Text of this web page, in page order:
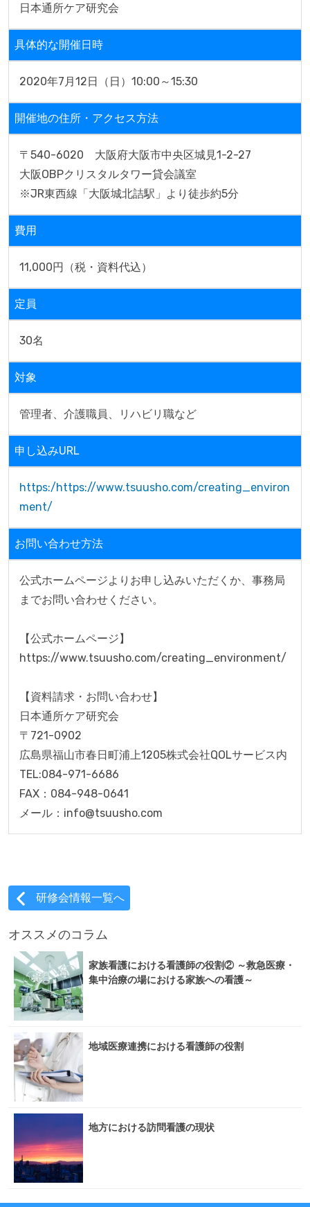
日本通所ケア研究会
具体的な開催日時
2020年7月12日（日）10:00～15:30
開催地の住所・アクセス方法
〒540-6020　大阪府大阪市中央区城見1-2-27
大阪OBPクリスタルタワー貸会議室
※JR東西線「大阪城北詰駅」より徒歩約5分
費用
11,000円（税・資料代込）
定員
30名
対象
管理者、介護職員、リハビリ職など
申し込みURL
https:/https://www.tsuusho.com/creating_environ
ment/
お問い合わせ方法
公式ホームページよりお申し込みいただくか、事務局
までお問い合わせください。
【公式ホームページ】
https://www.tsuusho.com/creating_environment/
【資料請求・お問い合わせ】
日本通所ケア研究会
〒721-0902
広島県福山市春日町浦上1205株式会社QOLサービス内
TEL:084-971-6686
FAX：084-948-0641
メール：info@tsuusho.com
研修会情報一覧へ
オススメのコラム
家族看護における看護師の役割② ～救急医療・
集中治療の場における家族への看護～
地域医療連携における看護師の役割
地方における訪問看護の現状